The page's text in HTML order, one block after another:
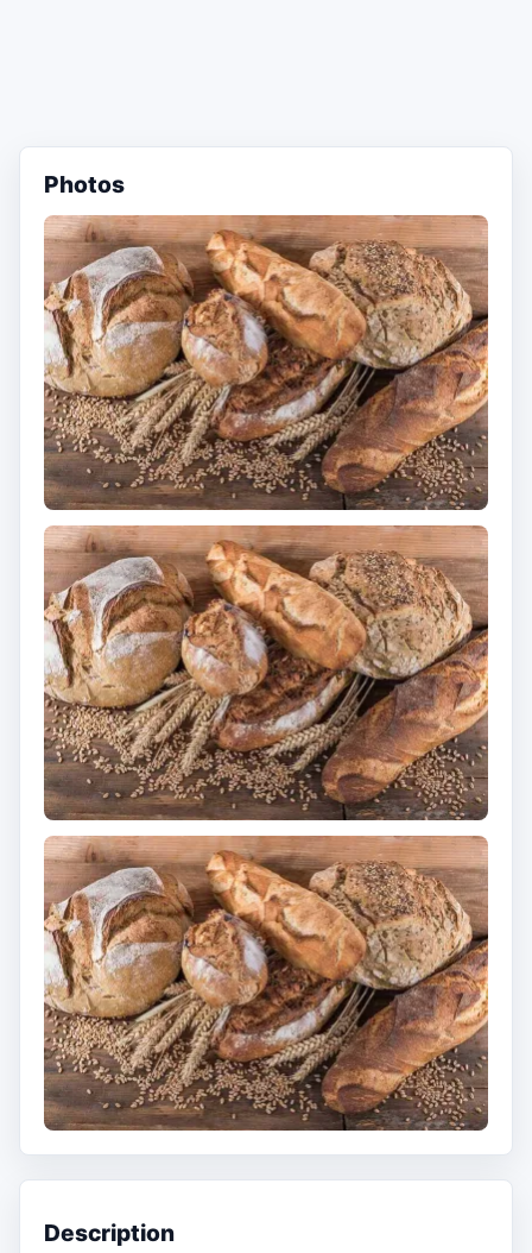
Photos
Description